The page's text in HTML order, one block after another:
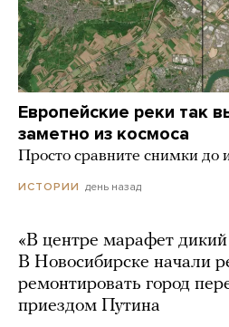
Европейские реки так
заметно из космоса
Просто сравните снимки до
ИСТОРИИ день назад
«В центре марафет дикий
В Новосибирске начали
ремонтировать город
приездом Путина